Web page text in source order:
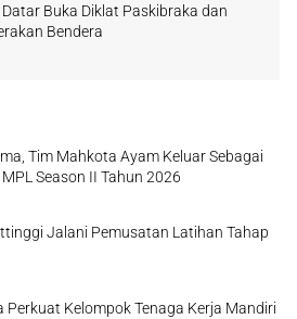
Buka Diklat Paskibraka dan
Bendera
Tim Mahkota Ayam Keluar Sebagai
Season II Tahun 2026
Jalani Pemusatan Latihan Tahap
Perkuat Kelompok Tenaga Kerja Mandiri